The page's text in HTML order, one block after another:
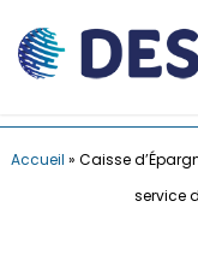
Accueil » Caisse
service